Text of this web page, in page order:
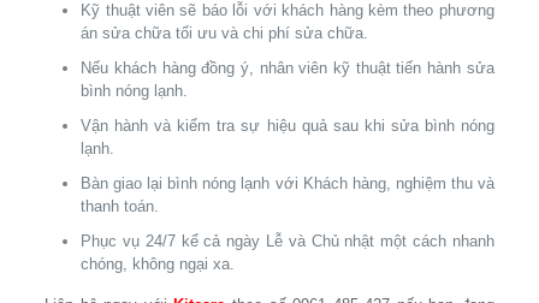
Kỹ thuật viên sẽ báo lỗi với khách hàng kèm theo phương
án sửa chữa tối ưu và chi phí sửa chữa.
Nếu khách hàng đồng ý, nhân viên kỹ thuật tiến hành sửa
bình nóng lạnh.
Vận hành và kiểm tra sự hiệu quả sau khi sửa bình nóng
lạnh.
Bàn giao lại bình nóng lạnh với Khách hàng, nghiệm thu và
thanh toán.
Phục vụ 24/7 kể cả ngày Lễ và Chủ nhật một cách nhanh
chóng, không ngại xa.